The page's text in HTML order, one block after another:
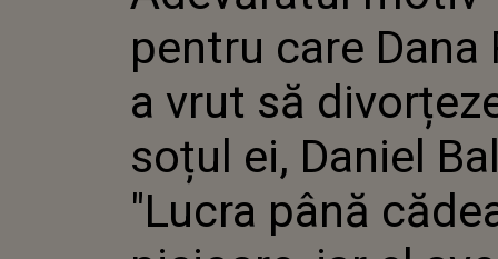
SOȚUL
PÂNĂ
AVEA
pentru care Dana
a vrut să
soțul ei, Daniel
"Lucra până